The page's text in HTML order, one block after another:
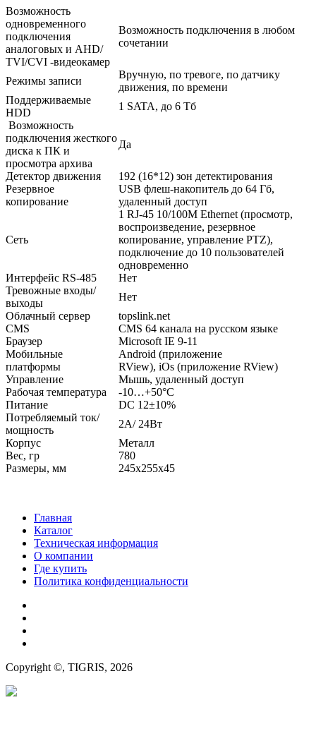
Возможность
одновременного
подключения
аналоговых и AHD/
TVI/CVI -видеокамер
Возможность подключения в любом
сочетании
Режимы записи
Вручную, по тревоге, по датчику
движения, по времени
Поддерживаемые
HDD
1 SATA, до 6 Тб
Возможность
подключения жесткого
диска к ПК и
просмотра архива
Да
Детектор движения
192 (16*12) зон детектирования
Резервное
копирование
USB флеш-накопитель до 64 Гб,
удаленный доступ
Сеть
1 RJ-45 10/100M Ethernet (просмотр,
воспроизведение, резервное
копирование, управление PTZ),
подключение до 10 пользователей
одновременно
Интерфейс RS-485
Нет
Тревожные входы/
выходы
Нет
Облачный сервер
topslink.net
CMS
CMS 64 канала на русском языке
Браузер
Microsoft IE 9-11
Мобильные
платформы
Android (приложение
RView), iOs (приложение RView)
Управление
Мышь, удаленный доступ
Рабочая температура
-10…+50°С
Питание
DC 12±10%
Потребляемый ток/
мощность
2А/ 24Вт
Корпус
Металл
Вес, гр
780
Размеры, мм
245x255x45
Главная
Каталог
Техническая информация
О компании
Где купить
Политика конфиденциальности
Copyright ©, TIGRIS, 2026